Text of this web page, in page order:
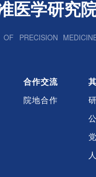
医学研究
PRECISION
合作交流
院地合作